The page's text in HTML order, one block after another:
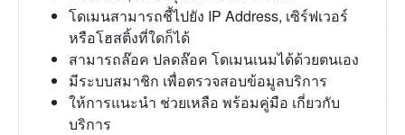
โดเมนสามารถชี้ไปยัง IP Address, เซิร์ฟเวอร์
หรือโฮสติ้งที่ใดก็ได้
สามารถล๊อค ปลดล๊อค โดเมนเนมได้ด้วยตนเอง
มีระบบสมาชิก เพื่อตรวจสอบข้อมูลบริการ
ให้การแนะนำ ช่วยเหลือ พร้อมคู่มือ เกี่ยวกับ
บริการ